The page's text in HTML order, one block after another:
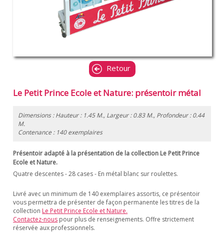
Retour
Le Petit Prince Ecole et Nature: présentoir métal
Dimensions : Hauteur : 1.45 M., Largeur : 0.83 M., Profondeur : 0.44
M.
Contenance : 140 exemplaires
Présentoir adapté à la présentation de la collection Le Petit Prince
Ecole et Nature.
Quatre descentes - 28 cases - En métal blanc sur roulettes.
Livré avec un minimum de 140 exemplaires assortis, ce présentoir
vous permettra de présenter de façon permanente les titres de la
collection Le Petit Prince Ecole et Nature.
Contactez-nous pour plus de renseignements. Offre strictement
réservée aux professionnels.